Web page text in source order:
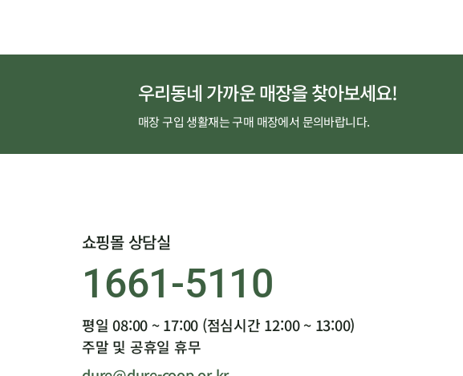
우리동네 가까운 매장을 찾아보세요!
매장 구입 생활재는 구매 매장에서 문의바랍니다.
쇼핑몰 상담실
1661-5110
평일 08:00 ~ 17:00 (점심시간 12:00 ~ 13:00)
주말 및 공휴일 휴무